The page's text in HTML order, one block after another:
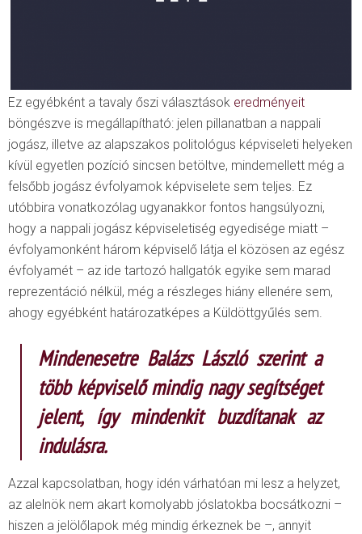
Ez egyébként a tavaly őszi választások eredményeit
böngészve is megállapítható: jelen pillanatban a nappali
jogász, illetve az alapszakos politológus képviseleti helyeken
kívül egyetlen pozíció sincsen betöltve, mindemellett még a
felsőbb jogász évfolyamok képviselete sem teljes. Ez
utóbbira vonatkozólag ugyanakkor fontos hangsúlyozni,
hogy a nappali jogász képviseletiség egyedisége miatt –
évfolyamonként három képviselő látja el közösen az egész
évfolyamét – az ide tartozó hallgatók egyike sem marad
reprezentáció nélkül, még a részleges hiány ellenére sem,
ahogy egyébként határozatképes a Küldöttgyűlés sem.
Mindenesetre Balázs László szerint a
több képviselő mindig nagy segítséget
jelent, így mindenkit buzdítanak az
indulásra.
Azzal kapcsolatban, hogy idén várhatóan mi lesz a helyzet,
az alelnök nem akart komolyabb jóslatokba bocsátkozni –
hiszen a jelölőlapok még mindig érkeznek be –, annyit